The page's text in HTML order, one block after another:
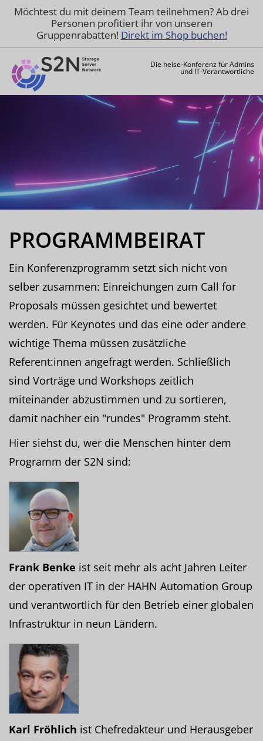
Möchtest du mit deinem Team teilnehmen? Ab drei
Personen profitiert ihr von unseren
Gruppenrabatten! Direkt im Shop buchen!
Die heise-Konferenz für Admins
und IT-Verantwortliche
PROGRAMMBEIRAT
Ein Konferenzprogramm setzt sich nicht von
selber zusammen: Einreichungen zum Call for
Proposals müssen gesichtet und bewertet
werden. Für Keynotes und das eine oder andere
wichtige Thema müssen zusätzliche
Referent:innen angefragt werden. Schließlich
sind Vorträge und Workshops zeitlich
miteinander abzustimmen und zu sortieren,
damit nachher ein "rundes" Programm steht.
Hier siehst du, wer die Menschen hinter dem
Programm der S2N sind:
Frank Benke ist seit mehr als acht Jahren Leiter
der operativen IT in der HAHN Automation Group
und verantwortlich für den Betrieb einer globalen
Infrastruktur in neun Ländern.
Karl Fröhlich ist Chefredakteur und Herausgeber